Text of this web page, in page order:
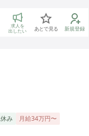
求人を
出したい あとで見る 新規登録
み 月給34万円〜